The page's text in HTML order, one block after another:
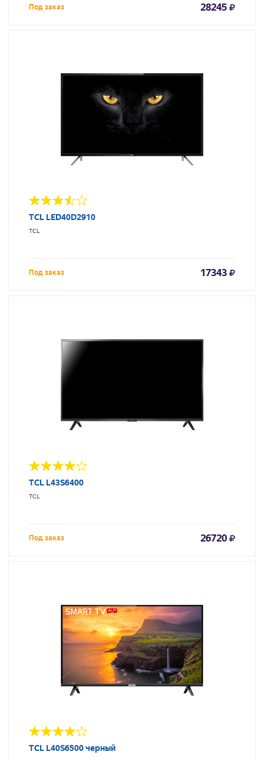
Под заказ 28245
TCL LED40D2910
TCL
Под заказ 17343
TCL L43S6400
TCL
Под заказ 26720
TCL L40S6500 черный